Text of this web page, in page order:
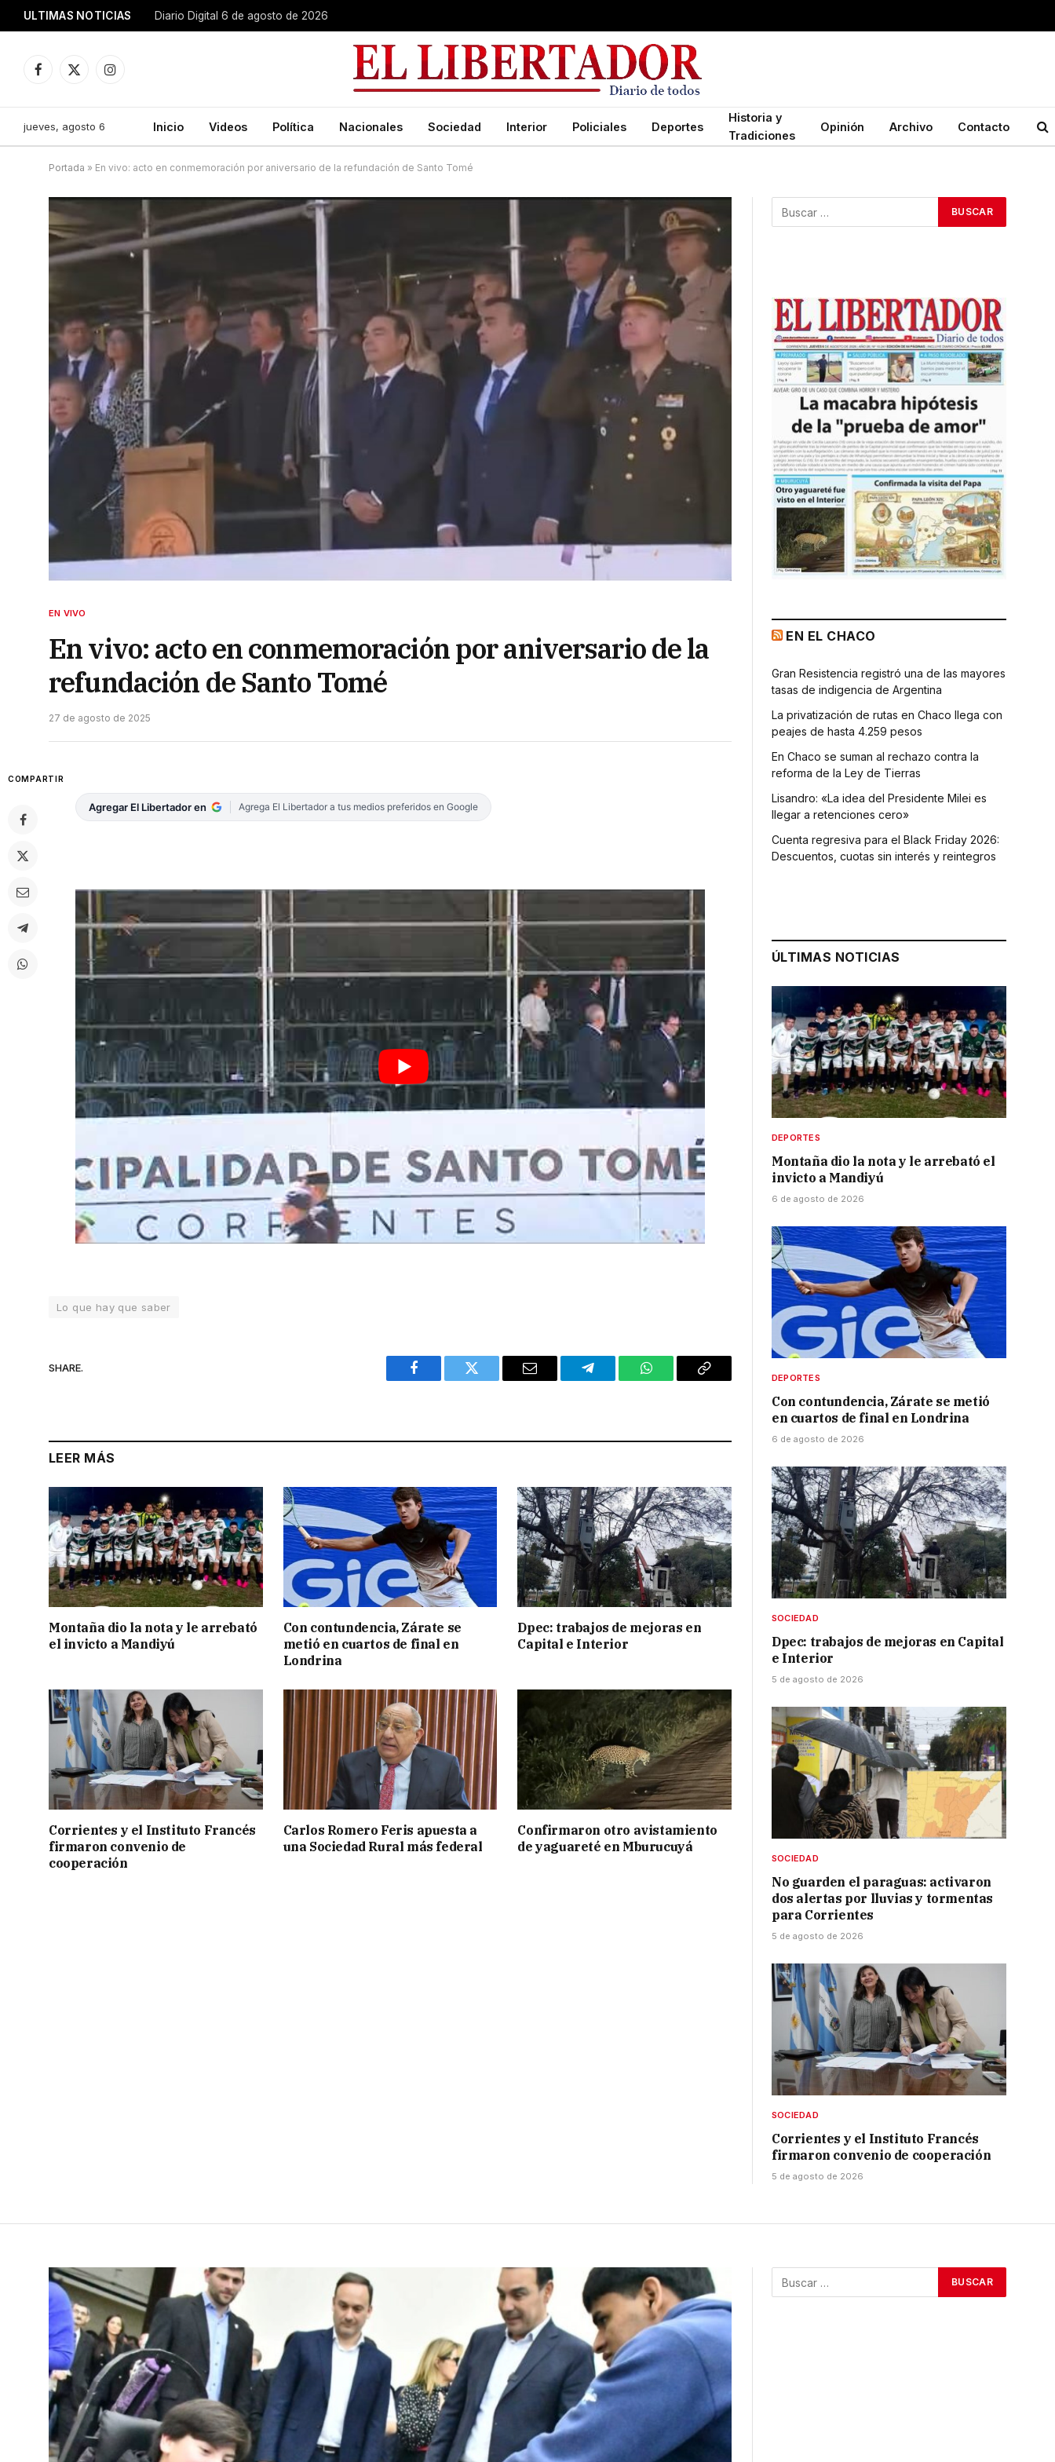
ULTIMAS NOTICIAS Diario Digital 6 de agosto de 2026
Facebook
X
Instagram
jueves, agosto 6 Inicio Videos Política Nacionales Sociedad Interior Policiales Deportes
Historia y
Tradiciones
Opinión Archivo Contacto
Portada » En vivo: acto en conmemoración por aniversario de la refundación de Santo Tomé
EN VIVO
En vivo: acto en conmemoración por aniversario de la
refundación de Santo Tomé
27 de agosto de 2025
COMPARTIR
Agregar El Libertador en Agrega El Libertador a tus medios preferidos en Google
Lo que hay que saber
SHARE.
Facebook Twitter Email Telegram WhatsAppCopy
LEER MÁS
Montaña dio la nota y le arrebató
el invicto a Mandiyú
Con contundencia, Zárate se
metió en cuartos de final en
Londrina
Dpec: trabajos de mejoras en
Capital e Interior
Corrientes y el Instituto Francés
firmaron convenio de
cooperación
Carlos Romero Feris apuesta a
una Sociedad Rural más federal
Confirmaron otro avistamiento
de yaguareté en Mburucuyá
EN EL CHACO
Gran Resistencia registró una de las mayores
tasas de indigencia de Argentina
La privatización de rutas en Chaco llega con
peajes de hasta 4.259 pesos
En Chaco se suman al rechazo contra la
reforma de la Ley de Tierras
Lisandro: «La idea del Presidente Milei es
llegar a retenciones cero»
Cuenta regresiva para el Black Friday 2026:
Descuentos, cuotas sin interés y reintegros
ÚLTIMAS NOTICIAS
DEPORTES
Montaña dio la nota y le arrebató el
invicto a Mandiyú
6 de agosto de 2026
DEPORTES
Con contundencia, Zárate se metió
en cuartos de final en Londrina
6 de agosto de 2026
SOCIEDAD
Dpec: trabajos de mejoras en Capital
e Interior
5 de agosto de 2026
SOCIEDAD
No guarden el paraguas: activaron
dos alertas por lluvias y tormentas
para Corrientes
5 de agosto de 2026
SOCIEDAD
Corrientes y el Instituto Francés
firmaron convenio de cooperación
5 de agosto de 2026